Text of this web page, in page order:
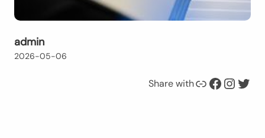
admin
2026-05-06
Share withLink Facebook Instagram Twitter